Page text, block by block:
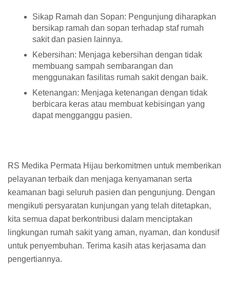
Sikap Ramah dan Sopan: Pengunjung diharapkan
bersikap ramah dan sopan terhadap staf rumah
sakit dan pasien lainnya.
Kebersihan: Menjaga kebersihan dengan tidak
membuang sampah sembarangan dan
menggunakan fasilitas rumah sakit dengan baik.
Ketenangan: Menjaga ketenangan dengan tidak
berbicara keras atau membuat kebisingan yang
dapat mengganggu pasien.
RS Medika Permata Hijau berkomitmen untuk memberikan
pelayanan terbaik dan menjaga kenyamanan serta
keamanan bagi seluruh pasien dan pengunjung. Dengan
mengikuti persyaratan kunjungan yang telah ditetapkan,
kita semua dapat berkontribusi dalam menciptakan
lingkungan rumah sakit yang aman, nyaman, dan kondusif
untuk penyembuhan. Terima kasih atas kerjasama dan
pengertiannya.